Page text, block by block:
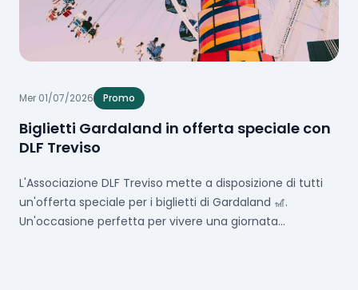
Mer 01/07/2026 Promo
Biglietti Gardaland in offerta speciale con
DLF Treviso
L'Associazione DLF Treviso mette a disposizione di tutti
un'offerta speciale per i biglietti di Gardaland 🎢.
Un'occasione perfetta per vivere una giornata